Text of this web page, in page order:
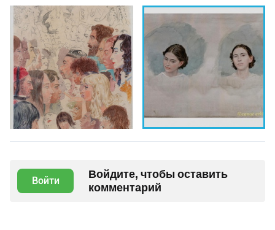
Войти
Войдите, чтобы оставить
комментарий